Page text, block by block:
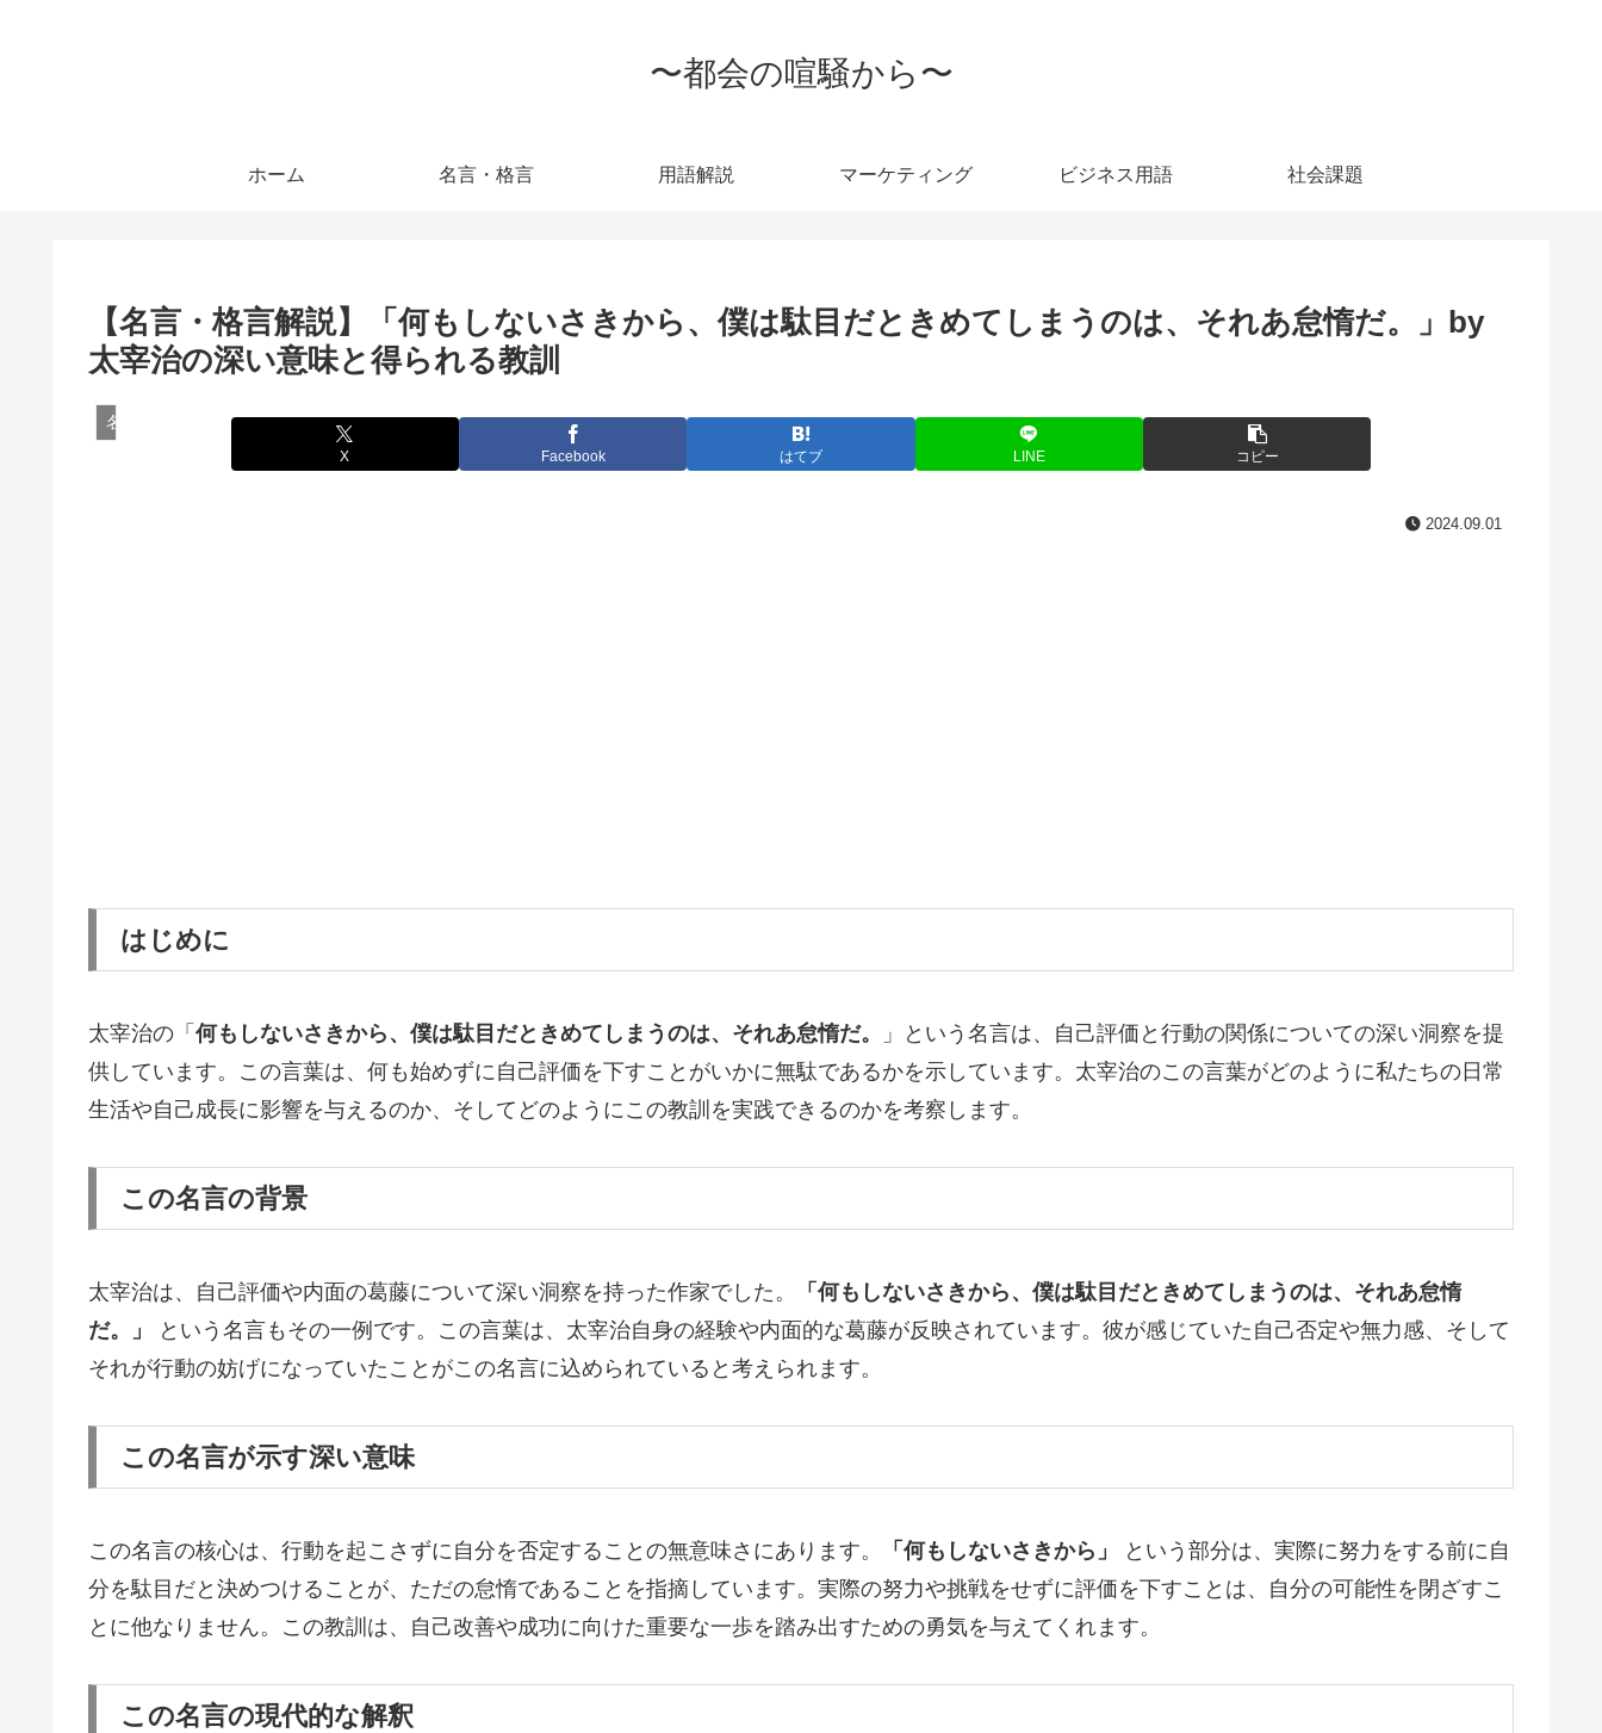
〜都会の喧騒から〜
ホーム 名言・格言 用語解説 マーケティング ビジネス用語 社会課題
【名言・格言解説】「何もしないさきから、僕は駄目だときめてしまうのは、それあ怠惰だ。」by
太宰治の深い意味と得られる教訓
名言・格言
X Facebook はてブ LINE コピー
2024.09.01
はじめに
太宰治の「 何もしないさきから、僕は駄目だときめてしまうのは、それあ怠惰だ。
」という名言は、自己評価と行動の関係についての深い洞察を提
供しています。この言葉は、何も始めずに自己評価を下すことがいかに無駄であるかを示しています。太宰治のこの言葉がどのように私たちの日常
生活や自己成長に影響を与えるのか、そしてどのようにこの教訓を実践できるのかを考察します。
この名言の背景
太宰治は、自己評価や内面の葛藤について深い洞察を持った作家でした。
「何もしないさきから、僕は駄目だときめてしまうのは、それあ怠惰
だ。」
という名言もその一例です。この言葉は、太宰治自身の経験や内面的な葛藤が反映されています。彼が感じていた自己否定や無力感、そして
それが行動の妨げになっていたことがこの名言に込められていると考えられます。
この名言が示す深い意味
この名言の核心は、行動を起こさずに自分を否定することの無意味さにあります。 「何もしないさきから」
という部分は、実際に努力をする前に自
分を駄目だと決めつけることが、ただの怠惰であることを指摘しています。実際の努力や挑戦をせずに評価を下すことは、自分の可能性を閉ざすこ
とに他なりません。この教訓は、自己改善や成功に向けた重要な一歩を踏み出すための勇気を与えてくれます。
この名言の現代的な解釈